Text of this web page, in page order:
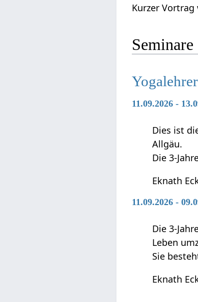
Kurzer
Seminare
11.09.2026 -
Dies ist
Allgäu.
Die 3-
Eknath
11.09.2026 -
Die 3-
Leben
Sie
Eknath